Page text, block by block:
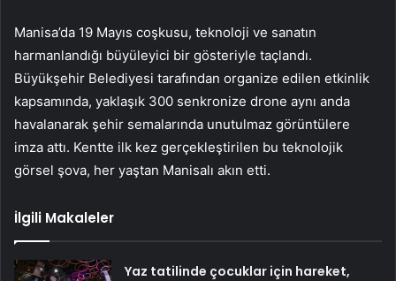
Manisa’da 19 Mayıs coşkusu, teknoloji ve sanatın
harmanlandığı büyüleyici bir gösteriyle taçlandı.
Büyükşehir Belediyesi tarafından organize edilen etkinlik
kapsamında, yaklaşık 300 senkronize drone aynı anda
havalanarak şehir semalarında unutulmaz görüntülere
imza attı. Kentte ilk kez gerçekleştirilen bu teknolojik
görsel şova, her yaştan Manisalı akın etti.
İlgili Makaleler
Yaz tatilinde çocuklar için hareket,